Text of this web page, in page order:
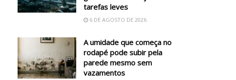
tarefas leves
6 DE AGOSTO DE 2026
A umidade que começa no
rodapé pode subir pela
parede mesmo sem
vazamentos